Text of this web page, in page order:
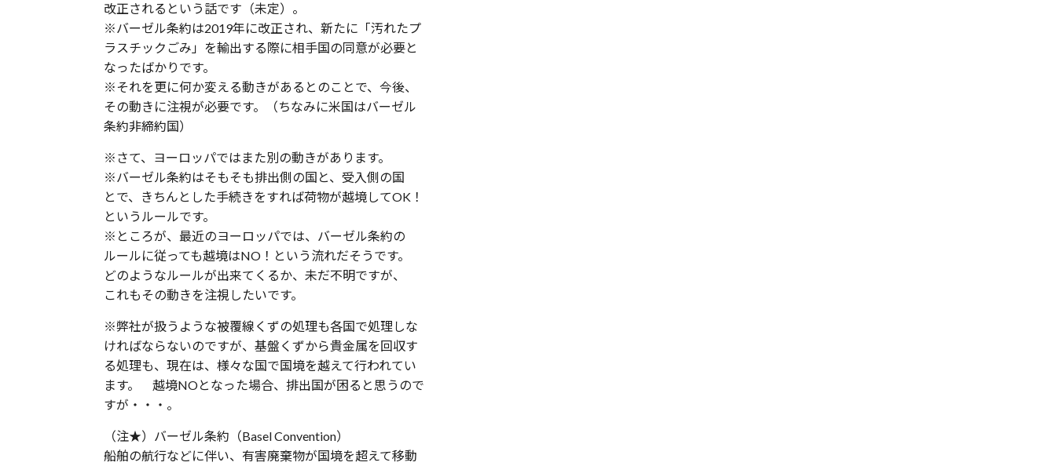
改正されるという話です（未定）。
※バーゼル条約は2019年に改正され、新たに「汚れたプ
ラスチックごみ」を輸出する際に相手国の同意が必要と
なったばかりです。
※それを更に何か変える動きがあるとのことで、今後、
その動きに注視が必要です。（ちなみに米国はバーゼル
条約非締約国）
※さて、ヨーロッパではまた別の動きがあります。
※バーゼル条約はそもそも排出側の国と、受入側の国
とで、きちんとした手続きをすれば荷物が越境してOK！
というルールです。
※ところが、最近のヨーロッパでは、バーゼル条約の
ルールに従っても越境はNO！という流れだそうです。
どのようなルールが出来てくるか、未だ不明ですが、
これもその動きを注視したいです。
※弊社が扱うような被覆線くずの処理も各国で処理しな
ければならないのですが、基盤くずから貴金属を回収す
る処理も、現在は、様々な国で国境を越えて行われてい
ます。 越境NOとなった場合、排出国が困ると思うので
すが・・・。
（注★）バーゼル条約（Basel Convention）
船舶の航行などに伴い、有害廃棄物が国境を超えて移動